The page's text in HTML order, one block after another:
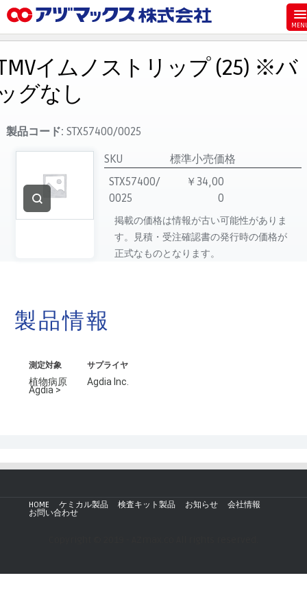
お気に入り
お買い物カゴ
ご注文
マイページ
主要取扱ブランド
代理店一覧
製品検索
イムノストリップ (25) ※バ
グなし
製品コード: STX57400/0025
SKU
標準小売価格
STX57400/
0025
￥34,00
0
掲載の価格は情報が古い可能性がありま
す。見積・受注確認書の発行時の価格が
正式なものとなります。
製品情報
測定対象
植物病原
Agdia >
サプライヤ
Agdia Inc.
HOME ケミカル製品 検査キット製品 お知らせ
会社情報
お問い合わせ